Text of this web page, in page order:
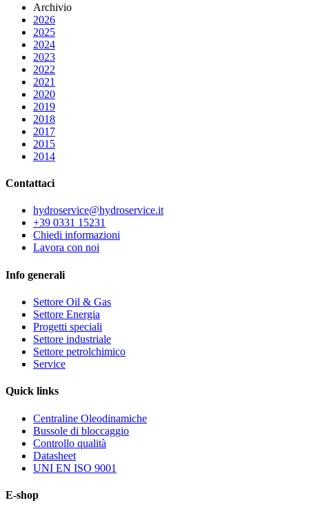
Archivio
2026
2025
2024
2023
2022
2021
2020
2019
2018
2017
2015
2014
Contattaci
hydroservice@hydroservice.it
+39 0331 15231
Chiedi informazioni
Lavora con noi
Info generali
Settore Oil & Gas
Settore Energia
Progetti speciali
Settore industriale
Settore petrolchimico
Service
Quick links
Centraline Oleodinamiche
Bussole di bloccaggio
Controllo qualità
Datasheet
UNI EN ISO 9001
E-shop